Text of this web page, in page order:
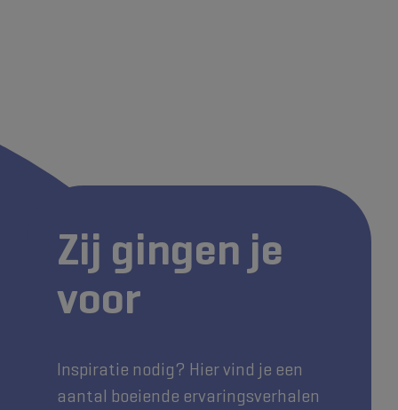
Zij gingen je
voor
Inspiratie nodig? Hier vind je een
aantal boeiende ervaringsverhalen